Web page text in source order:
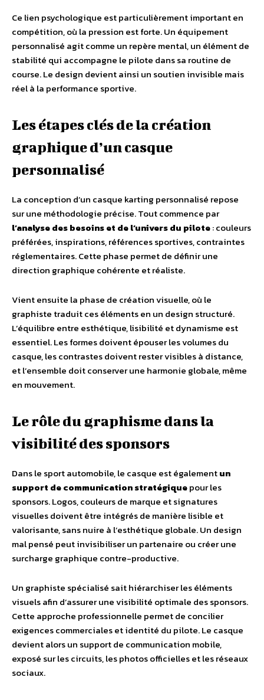
Ce lien psychologique est particulièrement important en
compétition, où la pression est forte. Un équipement
personnalisé agit comme un repère mental, un élément de
stabilité qui accompagne le pilote dans sa routine de
course. Le design devient ainsi un soutien invisible mais
réel à la performance sportive.
Les étapes clés de la création
graphique d’un casque
personnalisé
La conception d’un casque karting personnalisé repose
sur une méthodologie précise. Tout commence par
l’analyse des besoins et de l’univers du pilote: couleurs
préférées, inspirations, références sportives, contraintes
réglementaires. Cette phase permet de définir une
direction graphique cohérente et réaliste.
Vient ensuite la phase de création visuelle, où le
graphiste traduit ces éléments en un design structuré.
L’équilibre entre esthétique, lisibilité et dynamisme est
essentiel. Les formes doivent épouser les volumes du
casque, les contrastes doivent rester visibles à distance,
et l’ensemble doit conserver une harmonie globale, même
en mouvement.
Le rôle du graphisme dans la
visibilité des sponsors
Dans le sport automobile, le casque est égalementun
support de communication stratégiquepour les
sponsors. Logos, couleurs de marque et signatures
visuelles doivent être intégrés de manière lisible et
valorisante, sans nuire à l’esthétique globale. Un design
mal pensé peut invisibiliser un partenaire ou créer une
surcharge graphique contre-productive.
Un graphiste spécialisé sait hiérarchiser les éléments
visuels afin d’assurer une visibilité optimale des sponsors.
Cette approche professionnelle permet de concilier
exigences commerciales et identité du pilote. Le casque
devient alors un support de communication mobile,
exposé sur les circuits, les photos officielles et les réseaux
sociaux.